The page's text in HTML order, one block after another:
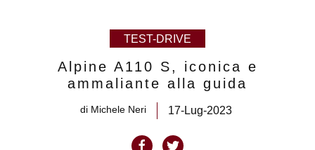
TEST-DRIVE
Alpine A110 S, iconica e
ammaliante alla guida
di Michele Neri 17-Lug-2023